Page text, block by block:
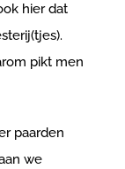
hier dat
pikt men
paarden
we